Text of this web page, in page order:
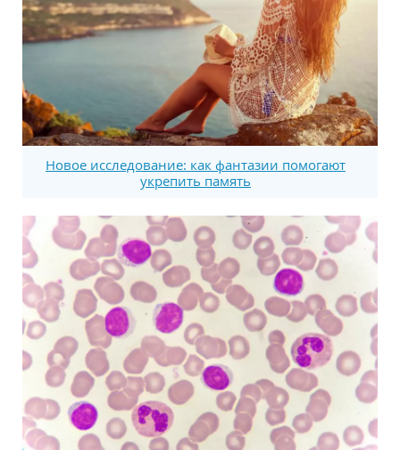
Новое исследование: как фантазии помогают
укрепить память